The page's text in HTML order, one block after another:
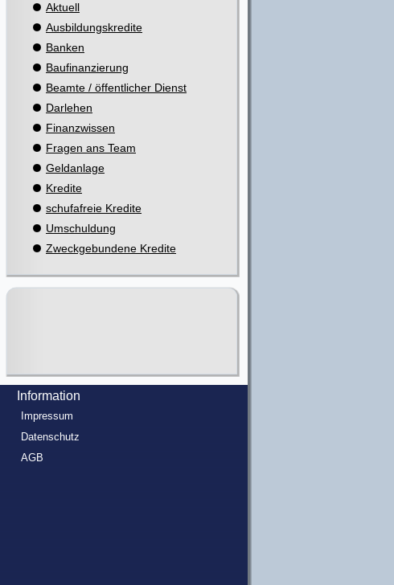
Aktuell
Ausbildungskredite
Banken
Baufinanzierung
Beamte / öffentlicher Dienst
Darlehen
Finanzwissen
Fragen ans Team
Geldanlage
Kredite
schufafreie Kredite
Umschuldung
Zweckgebundene Kredite
Information
Impressum
Datenschutz
AGB